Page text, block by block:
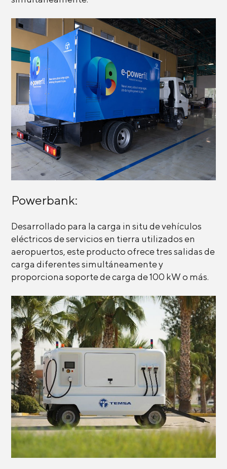
Powerbank:
Desarrollado para la carga in situ de vehículos
eléctricos de servicios en tierra utilizados en
aeropuertos, este producto ofrece tres salidas de
carga diferentes simultáneamente y
proporciona soporte de carga de 100 kW o más.